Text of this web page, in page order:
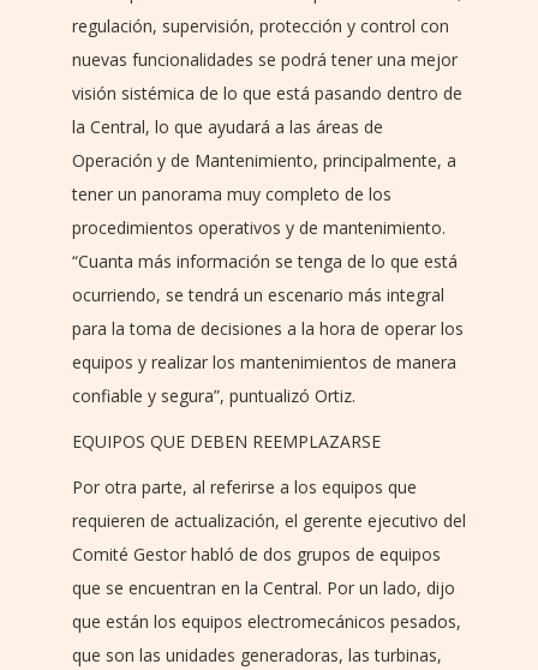
regulación, supervisión, protección y control con
nuevas funcionalidades se podrá tener una mejor
visión sistémica de lo que está pasando dentro de
la Central, lo que ayudará a las áreas de
Operación y de Mantenimiento, principalmente, a
tener un panorama muy completo de los
procedimientos operativos y de mantenimiento.
“Cuanta más información se tenga de lo que está
ocurriendo, se tendrá un escenario más integral
para la toma de decisiones a la hora de operar los
equipos y realizar los mantenimientos de manera
confiable y segura”, puntualizó Ortiz.
EQUIPOS QUE DEBEN REEMPLAZARSE
Por otra parte, al referirse a los equipos que
requieren de actualización, el gerente ejecutivo del
Comité Gestor habló de dos grupos de equipos
que se encuentran en la Central. Por un lado, dijo
que están los equipos electromecánicos pesados,
que son las unidades generadoras, las turbinas,